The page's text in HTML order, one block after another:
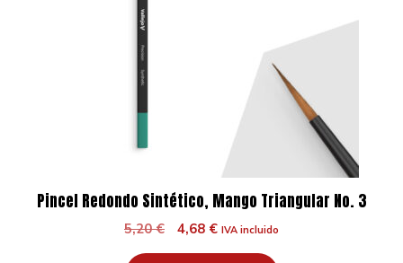
Pincel Redondo Sintético, Mango Triangular No. 3
5,20€
El
4,68 €ElIVA incluido